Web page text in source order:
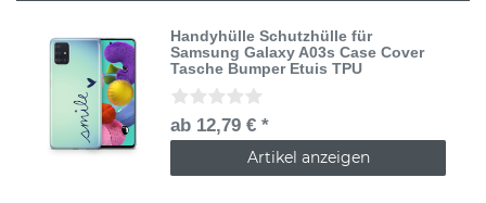
Handyhülle Schutzhülle für
Samsung Galaxy A03s Case Cover
Tasche Bumper Etuis TPU
ab 12,79 € *
Artikel anzeigen